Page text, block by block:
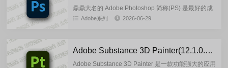
鼎鼎大名的 Adobe Photoshop 简称(PS) 是最好的成
像和图形设计应用程序之一。从照片编辑和合成到数
Adobe系列 2026-06-29
Adobe Substance 3D Painter(12.1.0.552)-m0nkrus 多语言版
Adobe Substance 3D Painter 是一款功能强大的应用